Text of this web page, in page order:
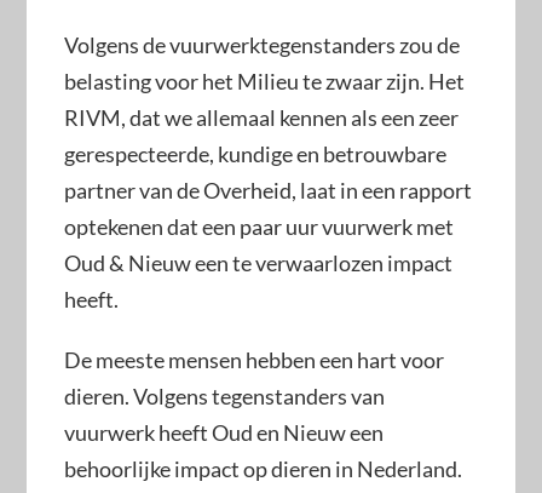
Volgens de vuurwerktegenstanders zou de
belasting voor het Milieu te zwaar zijn. Het
RIVM, dat we allemaal kennen als een zeer
gerespecteerde, kundige en betrouwbare
partner van de Overheid, laat in een rapport
optekenen dat een paar uur vuurwerk met
Oud & Nieuw een te verwaarlozen impact
heeft.
De meeste mensen hebben een hart voor
dieren. Volgens tegenstanders van
vuurwerk heeft Oud en Nieuw een
behoorlijke impact op dieren in Nederland.